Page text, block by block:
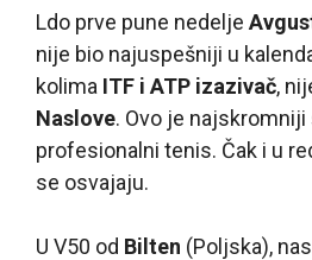
Ldo prve pune nedelje
nije bio najuspešniji u
kolima ITF i ATP izazivač,
Naslove. Ovo je najskromniji
profesionalni tenis. Čak i u
se osvajaju.
U V50 od Bilten (Poljska),